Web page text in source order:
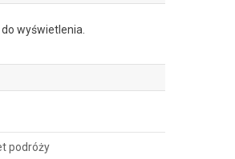
wyświetlenia.
podróży